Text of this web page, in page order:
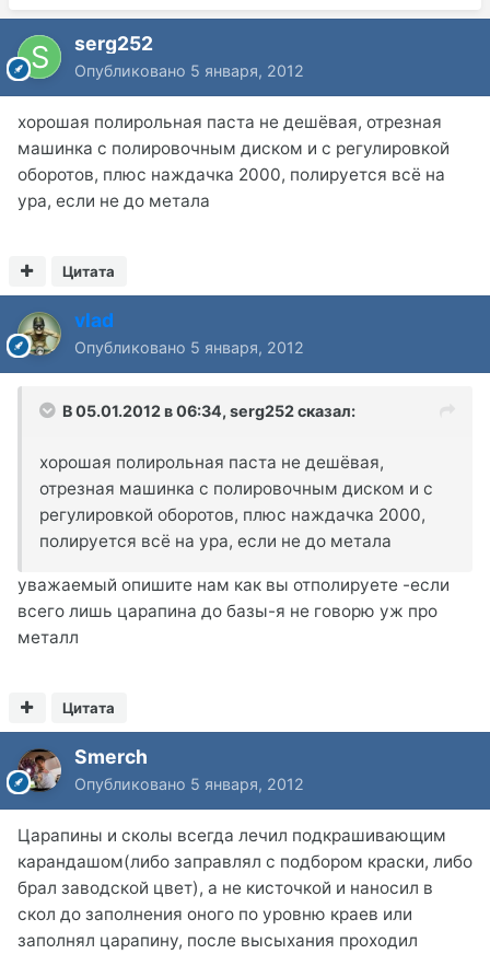
serg252
Опубликовано 5 января, 2012
хорошая полирольная паста не дешёвая, отрезная
машинка с полировочным диском и с регулировкой
оборотов, плюс наждачка 2000, полируется всё на
ура, если не до метала
Цитата
vlad
Опубликовано 5 января, 2012
В 05.01.2012 в 06:34, serg252 сказал:
хорошая полирольная паста не дешёвая,
отрезная машинка с полировочным диском и с
регулировкой оборотов, плюс наждачка 2000,
полируется всё на ура, если не до метала
уважаемый опишите нам как вы отполируете -если
всего лишь царапина до базы-я не говорю уж про
металл
Цитата
Smerch
Опубликовано 5 января, 2012
Царапины и сколы всегда лечил подкрашивающим
карандашом(либо заправлял с подбором краски, либо
брал заводской цвет), а не кисточкой и наносил в
скол до заполнения оного по уровню краев или
заполнял царапину, после высыхания проходил